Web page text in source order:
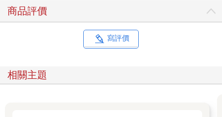
畫。
走過幾條鋪有石板路的巷子，行李箱在靜謐的早晨街頭喀喀作
響，我們終於來到這兩個星期的落腳處──維瓦旅店。旅店規模不
伊斯坦堡──遇見世界之都之旅。
商品評價
寫評價
相關主題